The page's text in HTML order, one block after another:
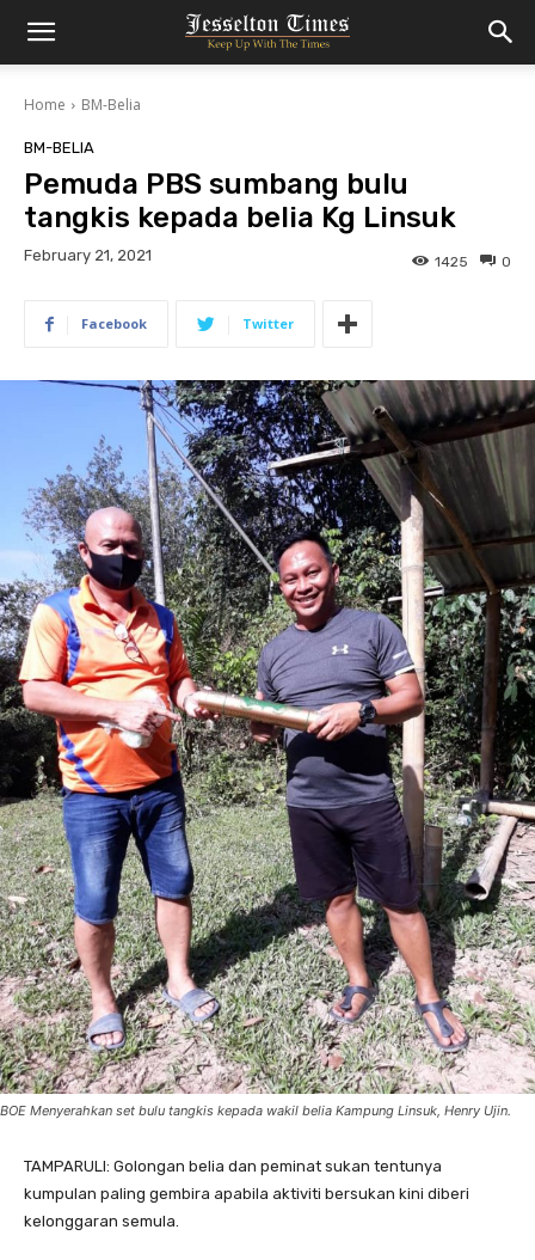
Home BM-Belia
BM-BELIA
Pemuda PBS sumbang bulu
tangkis kepada belia Kg Linsuk
February 21, 2021 0
1425
Facebook Twitter
BOE Menyerahkan set bulu tangkis kepada wakil belia Kampung Linsuk, Henry Ujin.
TAMPARULI: Golongan belia dan peminat sukan tentunya
kumpulan paling gembira apabila aktiviti bersukan kini diberi
kelonggaran semula.